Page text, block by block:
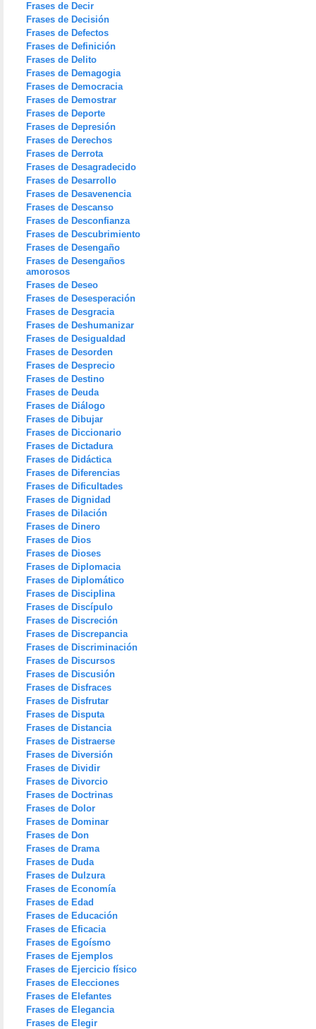
Frases de Decir
Frases de Decisión
Frases de Defectos
Frases de Definición
Frases de Delito
Frases de Demagogia
Frases de Democracia
Frases de Demostrar
Frases de Deporte
Frases de Depresión
Frases de Derechos
Frases de Derrota
Frases de Desagradecido
Frases de Desarrollo
Frases de Desavenencia
Frases de Descanso
Frases de Desconfianza
Frases de Descubrimiento
Frases de Desengaño
Frases de Desengaños
amorosos
Frases de Deseo
Frases de Desesperación
Frases de Desgracia
Frases de Deshumanizar
Frases de Desigualdad
Frases de Desorden
Frases de Desprecio
Frases de Destino
Frases de Deuda
Frases de Diálogo
Frases de Dibujar
Frases de Diccionario
Frases de Dictadura
Frases de Didáctica
Frases de Diferencias
Frases de Dificultades
Frases de Dignidad
Frases de Dilación
Frases de Dinero
Frases de Dios
Frases de Dioses
Frases de Diplomacia
Frases de Diplomático
Frases de Disciplina
Frases de Discípulo
Frases de Discreción
Frases de Discrepancia
Frases de Discriminación
Frases de Discursos
Frases de Discusión
Frases de Disfraces
Frases de Disfrutar
Frases de Disputa
Frases de Distancia
Frases de Distraerse
Frases de Diversión
Frases de Dividir
Frases de Divorcio
Frases de Doctrinas
Frases de Dolor
Frases de Dominar
Frases de Don
Frases de Drama
Frases de Duda
Frases de Dulzura
Frases de Economía
Frases de Edad
Frases de Educación
Frases de Eficacia
Frases de Egoísmo
Frases de Ejemplos
Frases de Ejercicio físico
Frases de Elecciones
Frases de Elefantes
Frases de Elegancia
Frases de Elegir